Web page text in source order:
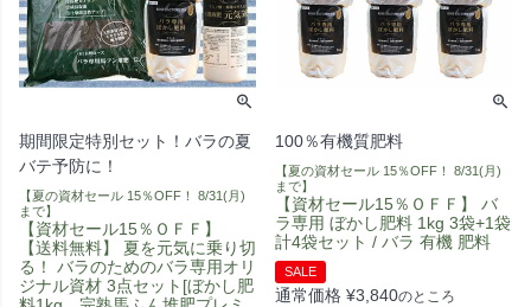
期間限定特別セット！バラの夏
バテ予防に！
【夏の資材セール 15％OFF！ 8/31(月)
まで】
【資材セール15％ＯＦＦ】
【送料無料】 夏を元気に乗り切
る！ バラのためのバラ専用オリ
ジナル資材 3点セット[ぼかし肥
100％有機質肥料
【夏の資材セール 15％OFF！ 8/31(月)
まで】
【資材セール15％ＯＦＦ】 バ
ラ専用 ぼかし肥料 1kg 3袋+1袋
計4袋セット / バラ 有機 肥料
SALE
通常価格 ¥3,840のところ